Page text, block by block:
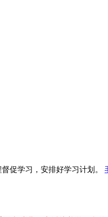
促学习，安排好学习计划。